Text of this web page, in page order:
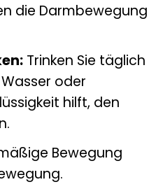
die Darmbewegung
Trinken Sie täglich
oder
hilft, den
Bewegung